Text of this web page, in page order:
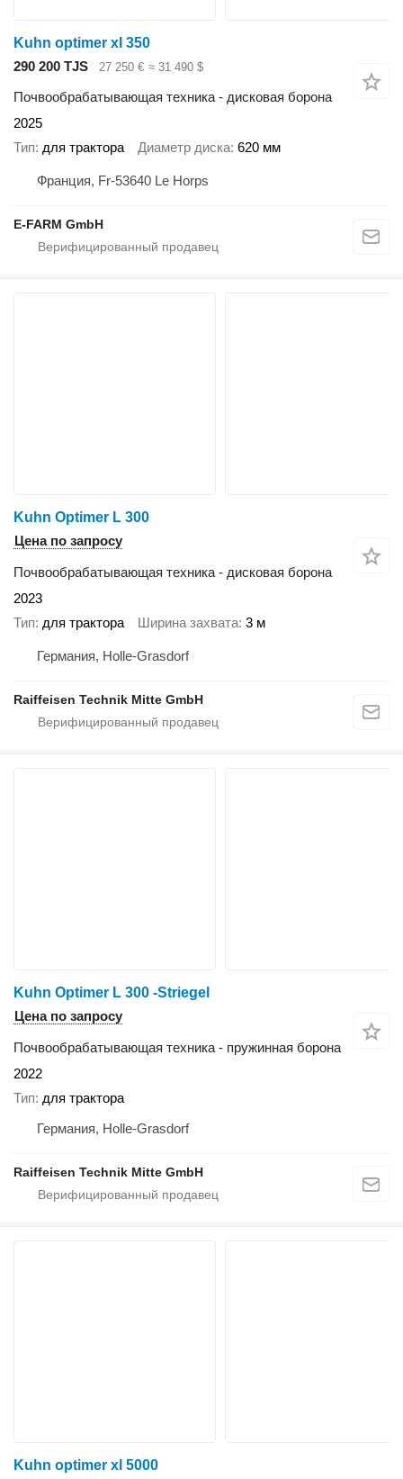
Kuhn optimer xl 350
290 200 TJS
27 250 € ≈ 31 490 $
Почвообрабатывающая техника - дисковая борона
2025
Тип для трактора Диаметр диска 620 мм
Франция, Fr-53640 Le Horps
E-FARM GmbH
Kuhn Optimer L 300
Цена по запросу
Почвообрабатывающая техника - дисковая борона
2023
Тип для трактора Ширина захвата 3 м
Германия, Holle-Grasdorf
Raiffeisen Technik Mitte GmbH
Kuhn Optimer L 300 -Striegel
Цена по запросу
Почвообрабатывающая техника - пружинная борона
2022
Тип для трактора
Германия, Holle-Grasdorf
Raiffeisen Technik Mitte GmbH
Kuhn optimer xl 5000